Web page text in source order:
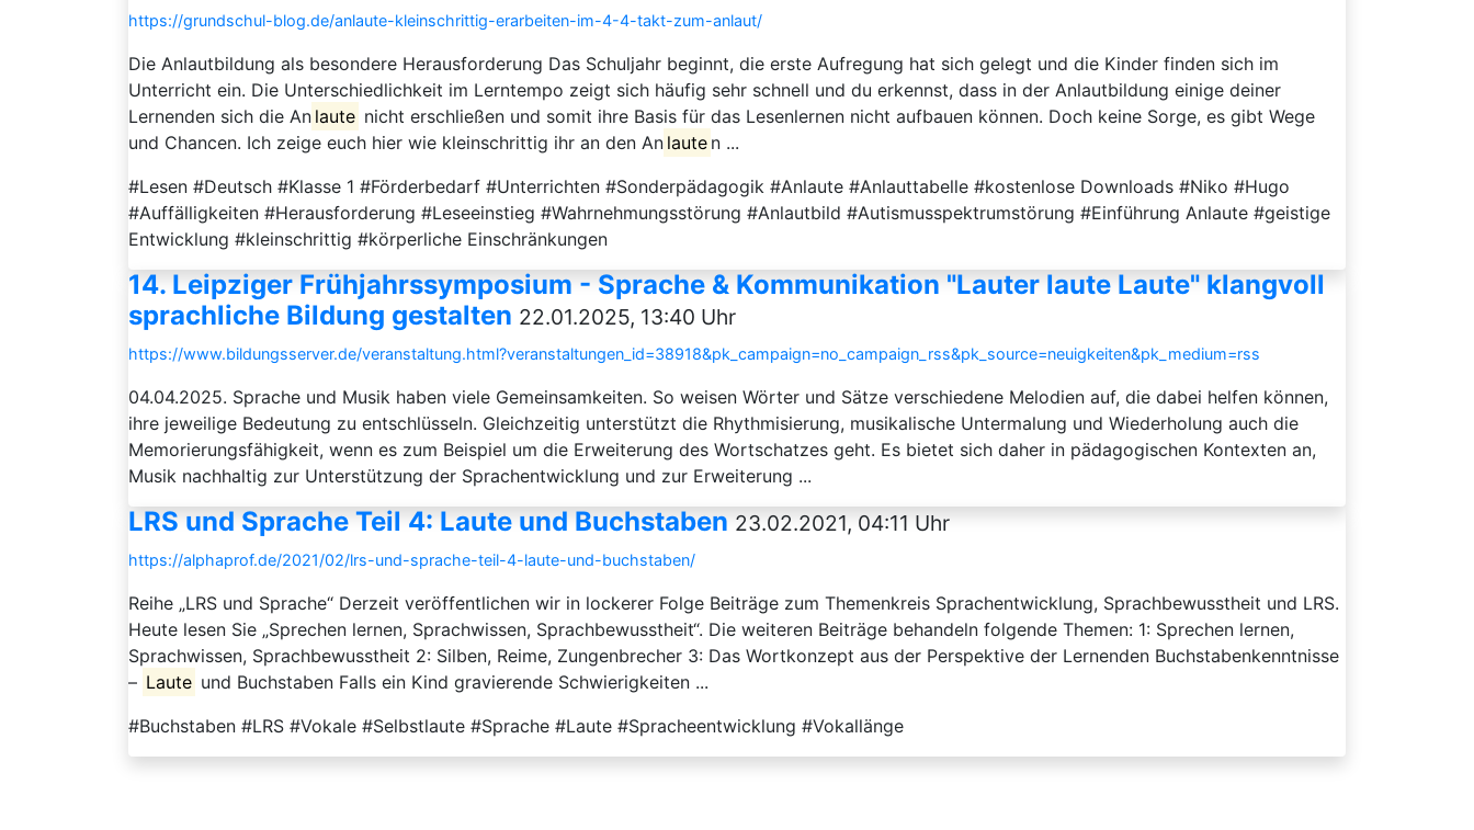
https://grundschul-blog.de/anlaute-kleinschrittig-erarbeiten-im-4-4-takt-zum-anlaut/
Die Anlautbildung als besondere Herausforderung Das Schuljahr beginnt, die erste Aufregung hat sich gelegt und die Kinder finden sich im
Unterricht ein. Die Unterschiedlichkeit im Lerntempo zeigt sich häufig sehr schnell und du erkennst, dass in der Anlautbildung einige deiner
Lernenden sich die An laute nicht erschließen und somit ihre Basis für das Lesenlernen nicht aufbauen können. Doch keine Sorge, es gibt Wege
und Chancen. Ich zeige euch hier wie kleinschrittig ihr an den An laute n ...
#Lesen #Deutsch #Klasse 1 #Förderbedarf #Unterrichten #Sonderpädagogik #Anlaute #Anlauttabelle #kostenlose Downloads #Niko #Hugo
#Auffälligkeiten #Herausforderung #Leseeinstieg #Wahrnehmungsstörung #Anlautbild #Autismusspektrumstörung #Einführung Anlaute #geistige
Entwicklung #kleinschrittig #körperliche Einschränkungen
14. Leipziger Frühjahrssymposium - Sprache & Kommunikation "Lauter laute Laute" klangvoll
sprachliche Bildung gestalten 22.01.2025, 13:40 Uhr
https://www.bildungsserver.de/veranstaltung.html?veranstaltungen_id=38918&pk_campaign=no_campaign_rss&pk_source=neuigkeiten&pk_medium=rss
04.04.2025. Sprache und Musik haben viele Gemeinsamkeiten. So weisen Wörter und Sätze verschiedene Melodien auf, die dabei helfen können,
ihre jeweilige Bedeutung zu entschlüsseln. Gleichzeitig unterstützt die Rhythmisierung, musikalische Untermalung und Wiederholung auch die
Memorierungsfähigkeit, wenn es zum Beispiel um die Erweiterung des Wortschatzes geht. Es bietet sich daher in pädagogischen Kontexten an,
Musik nachhaltig zur Unterstützung der Sprachentwicklung und zur Erweiterung ...
LRS und Sprache Teil 4: Laute und Buchstaben 23.02.2021, 04:11 Uhr
https://alphaprof.de/2021/02/lrs-und-sprache-teil-4-laute-und-buchstaben/
Reihe „LRS und Sprache“ Derzeit veröffentlichen wir in lockerer Folge Beiträge zum Themenkreis Sprachentwicklung, Sprachbewusstheit und LRS.
Heute lesen Sie „Sprechen lernen, Sprachwissen, Sprachbewusstheit“. Die weiteren Beiträge behandeln folgende Themen: 1: Sprechen lernen,
Sprachwissen, Sprachbewusstheit 2: Silben, Reime, Zungenbrecher 3: Das Wortkonzept aus der Perspektive der Lernenden Buchstabenkenntnisse
– Laute und Buchstaben Falls ein Kind gravierende Schwierigkeiten ...
#Buchstaben #LRS #Vokale #Selbstlaute #Sprache #Laute #Spracheentwicklung #Vokallänge